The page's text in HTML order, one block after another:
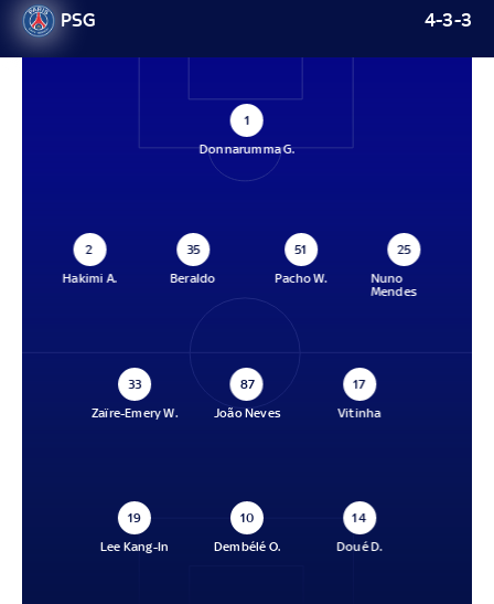
PSG 4-3-3
1
Donnarumma G.
2
Hakimi A.
35
Beraldo
51
Pacho W.
25
Nuno
Mendes
33
Zaïre-Emery W.
87
João Neves
17
Vitinha
19
Lee Kang-In
10
Dembélé O.
14
Doué D.